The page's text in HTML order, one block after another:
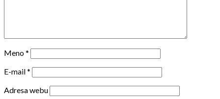
Meno*
E-mail*
Adresa webu